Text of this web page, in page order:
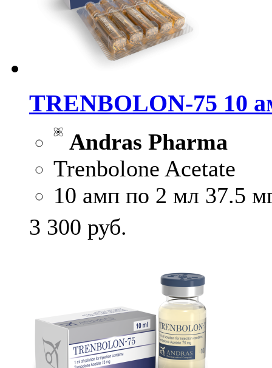
TRENBOLON-75 10
Andras Pharma
Trenbolone Acetate
10 амп по 2 мл 37.5
3 300 руб.